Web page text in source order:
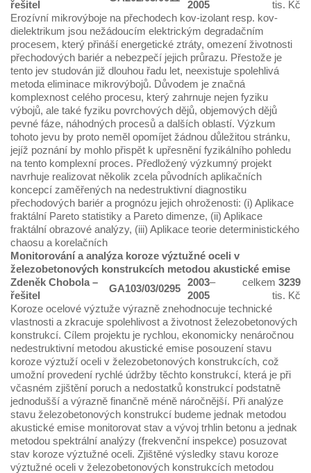
řešitel 2005
tis. Kč
Erozívní mikrovýboje na přechodech kov-izolant resp. kov-
dielektrikum jsou nežádoucím elektrickým degradačním
procesem, který přináší energetické ztráty, omezení životnosti
přechodových bariér a nebezpečí jejich průrazu. Přestože je
tento jev studován již dlouhou řadu let, neexistuje spolehlivá
metoda eliminace mikrovýbojů. Důvodem je značná
komplexnost celého procesu, který zahrnuje nejen fyziku
výbojů, ale také fyziku povrchových dějů, objemových dějů
pevné fáze, náhodných procesů a dalších oblastí. Výzkum
tohoto jevu by proto neměl opomíjet žádnou důležitou stránku,
jejíž poznání by mohlo přispět k upřesnění fyzikálního pohledu
na tento komplexní proces. Předložený výzkumný projekt
navrhuje realizovat několik zcela původních aplikačních
koncepcí zaměřených na nedestruktivní diagnostiku
přechodových bariér a prognózu jejich ohroženosti: (i) Aplikace
fraktální Pareto statistiky a Pareto dimenze, (ii) Aplikace
fraktální obrazové analýzy, (iii) Aplikace teorie deterministického
chaosu a korelačních
Monitorování a analýza koroze výztužné oceli v
železobetonových konstrukcích metodou akustické emise
Zdeněk Chobola –
řešitel
GA103/03/0295
2003–
2005
celkem 3239
tis. Kč
Koroze ocelové výztuže výrazně znehodnocuje technické
vlastnosti a zkracuje spolehlivost a životnost železobetonových
konstrukcí. Cílem projektu je rychlou, ekonomicky nenáročnou
nedestruktivní metodou akustické emise posouzení stavu
koroze výztuží oceli v železobetonových konstrukcích, což
umožní provedení rychlé údržby těchto konstrukcí, která je při
včasném zjištění poruch a nedostatků konstrukcí podstatně
jednodušší a výrazně finančně méně náročnější. Při analýze
stavu železobetonových konstrukcí budeme jednak metodou
akustické emise monitorovat stav a vývoj trhlin betonu a jednak
metodou spektrální analýzy (frekvenční inspekce) posuzovat
stav koroze výztužné oceli. Zjištěné výsledky stavu koroze
výztužné oceli v železobetonových konstrukcích metodou